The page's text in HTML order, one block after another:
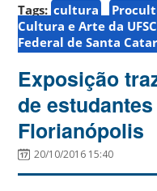
Tags: cultura
Cultura e Arte da UFSC
Federal de Santa
Exposição
de
Florianópolis
20/10/2016 15:40